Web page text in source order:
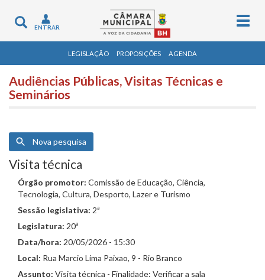
Toggle
navigation
ENTRAR
LEGISLAÇÃO PROPOSIÇÕES AGENDA
Audiências Públicas, Visitas Técnicas e
Seminários
Nova pesquisa
Visita técnica
Órgão promotor: Comissão de Educação, Ciência,
Tecnologia, Cultura, Desporto, Lazer e Turismo
Sessão legislativa: 2ª
Legislatura: 20ª
Data/hora: 20/05/2026 - 15:30
Local: Rua Marcio Lima Paixao, 9 - Rio Branco
Assunto: Visita técnica - Finalidade: Verificar a sala